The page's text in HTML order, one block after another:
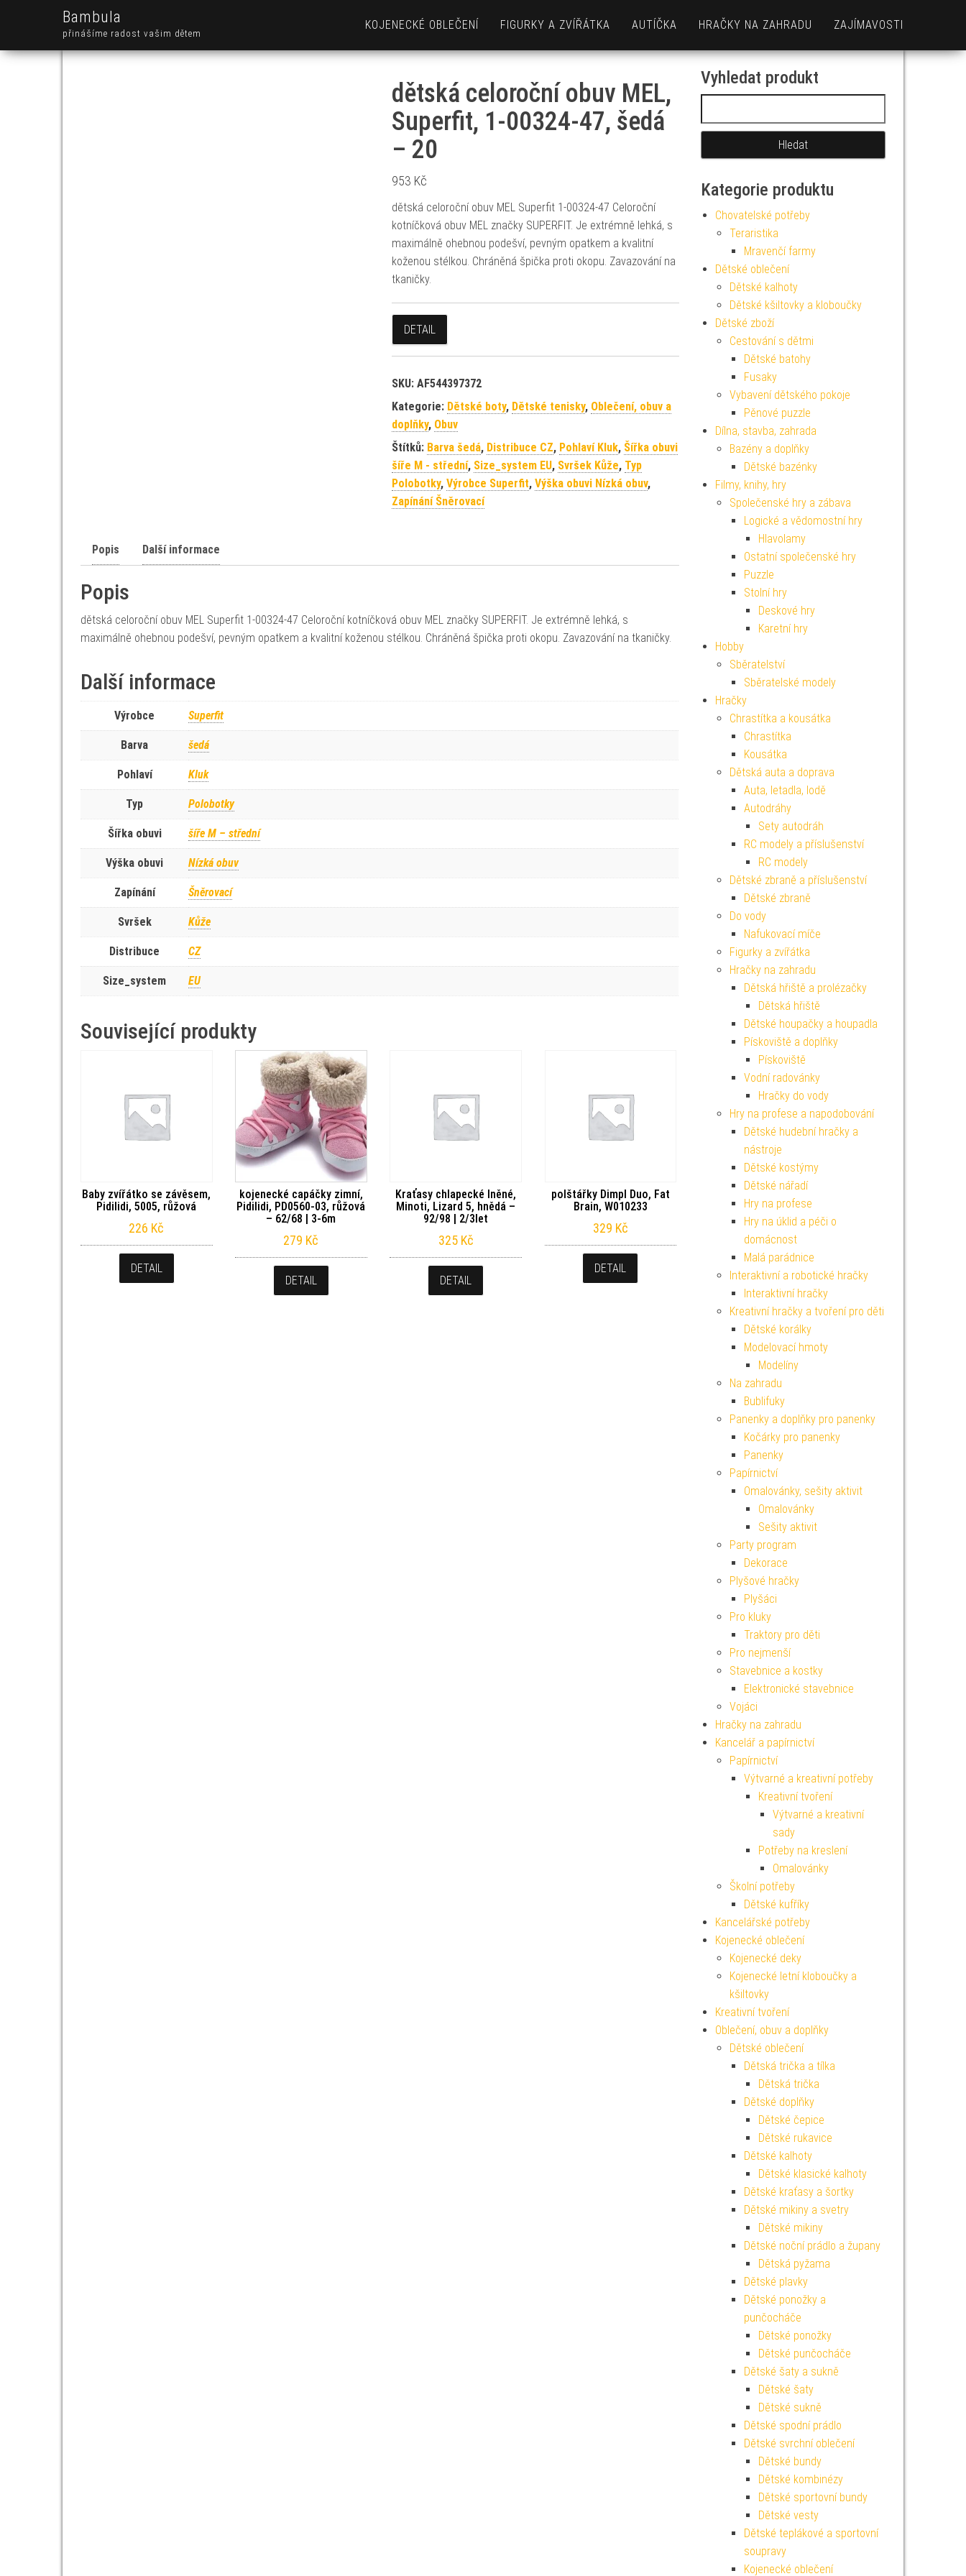
Bambula
přinášíme radost vašim dětem
KOJENECKÉ OBLEČENÍ FIGURKY A ZVÍŘÁTKA AUTÍČKA HRAČKY NA ZAHRADU ZAJÍMAVOSTI
dětská celoroční obuv MEL,
Superfit, 1-00324-47, šedá
– 20
953 Kč
dětská celoroční obuv MEL Superfit 1-00324-47 Celoroční
kotníčková obuv MEL značky SUPERFIT. Je extrémně lehká, s
maximálně ohebnou podešví, pevným opatkem a kvalitní
koženou stélkou. Chráněná špička proti okopu. Zavazování na
tkaničky.
DETAIL
SKU: AF544397372
Kategorie: Dětské boty, Dětské tenisky, Oblečení, obuv a
doplňky, Obuv
Štítků: Barva šedá, Distribuce CZ, Pohlaví Kluk, Šířka obuvi
šíře M - střední, Size_system EU, Svršek Kůže, Typ
Polobotky, Výrobce Superfit, Výška obuvi Nízká obuv,
Zapínání Šněrovací
Popis Další informace
Popis
dětská celoroční obuv MEL Superfit 1-00324-47 Celoroční kotníčková obuv MEL značky SUPERFIT. Je extrémně lehká, s
maximálně ohebnou podešví, pevným opatkem a kvalitní koženou stélkou. Chráněná špička proti okopu. Zavazování na tkaničky.
Další informace
Výrobce Superfit
Barva šedá
Pohlaví Kluk
Typ Polobotky
Šířka obuvi šíře M – střední
Výška obuvi Nízká obuv
Zapínání Šněrovací
Svršek Kůže
Distribuce CZ
Size_system EU
Související produkty
Baby zvířátko se závěsem,
Pidilidi, 5005, růžová
226 Kč
DETAIL
kojenecké capáčky zimní,
Pidilidi, PD0560-03, růžová
– 62/68 | 3-6m
279 Kč
DETAIL
Kraťasy chlapecké lněné,
Minoti, Lizard 5, hnědá –
92/98 | 2/3let
325 Kč
DETAIL
polštářky Dimpl Duo, Fat
Brain, W010233
329 Kč
DETAIL
Vyhledat produkt
Kategorie produktu
Chovatelské potřeby
Teraristika
Mravenčí farmy
Dětské oblečení
Dětské kalhoty
Dětské kšiltovky a kloboučky
Dětské zboží
Cestování s dětmi
Dětské batohy
Fusaky
Vybavení dětského pokoje
Pěnové puzzle
Dílna, stavba, zahrada
Bazény a doplňky
Dětské bazénky
Filmy, knihy, hry
Společenské hry a zábava
Logické a vědomostní hry
Hlavolamy
Ostatní společenské hry
Puzzle
Stolní hry
Deskové hry
Karetní hry
Hobby
Sběratelství
Sběratelské modely
Hračky
Chrastítka a kousátka
Chrastítka
Kousátka
Dětská auta a doprava
Auta, letadla, lodě
Autodráhy
Sety autodráh
RC modely a příslušenství
RC modely
Dětské zbraně a příslušenství
Dětské zbraně
Do vody
Nafukovací míče
Figurky a zvířátka
Hračky na zahradu
Dětská hřiště a prolézačky
Dětská hřiště
Dětské houpačky a houpadla
Pískoviště a doplňky
Pískoviště
Vodní radovánky
Hračky do vody
Hry na profese a napodobování
Dětské hudební hračky a
nástroje
Dětské kostýmy
Dětské nářadí
Hry na profese
Hry na úklid a péči o
domácnost
Malá parádnice
Interaktivní a robotické hračky
Interaktivní hračky
Kreativní hračky a tvoření pro děti
Dětské korálky
Modelovací hmoty
Modelíny
Na zahradu
Bublifuky
Panenky a doplňky pro panenky
Kočárky pro panenky
Panenky
Papírnictví
Omalovánky, sešity aktivit
Omalovánky
Sešity aktivit
Party program
Dekorace
Plyšové hračky
Plyšáci
Pro kluky
Traktory pro děti
Pro nejmenší
Stavebnice a kostky
Elektronické stavebnice
Vojáci
Hračky na zahradu
Kancelář a papírnictví
Papírnictví
Výtvarné a kreativní potřeby
Kreativní tvoření
Výtvarné a kreativní
sady
Potřeby na kreslení
Omalovánky
Školní potřeby
Dětské kufříky
Kancelářské potřeby
Kojenecké oblečení
Kojenecké deky
Kojenecké letní kloboučky a
kšiltovky
Kreativní tvoření
Oblečení, obuv a doplňky
Dětské oblečení
Dětská trička a tílka
Dětská trička
Dětské doplňky
Dětské čepice
Dětské rukavice
Dětské kalhoty
Dětské klasické kalhoty
Dětské kraťasy a šortky
Dětské mikiny a svetry
Dětské mikiny
Dětské noční prádlo a župany
Dětská pyžama
Dětské plavky
Dětské ponožky a
punčocháče
Dětské ponožky
Dětské punčocháče
Dětské šaty a sukně
Dětské šaty
Dětské sukně
Dětské spodní prádlo
Dětské svrchní oblečení
Dětské bundy
Dětské kombinézy
Dětské sportovní bundy
Dětské vesty
Dětské teplákové a sportovní
soupravy
Kojenecké oblečení